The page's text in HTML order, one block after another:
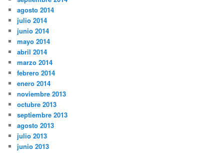
agosto 2014
julio 2014
junio 2014
mayo 2014
abril 2014
marzo 2014
febrero 2014
enero 2014
noviembre 2013
octubre 2013
septiembre 2013
agosto 2013
julio 2013
junio 2013